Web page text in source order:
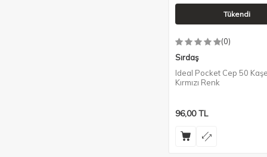
Tükendi
(0)
Sırdaş
Ideal Pocket Cep 50
Kırmızı Renk
96,00TL